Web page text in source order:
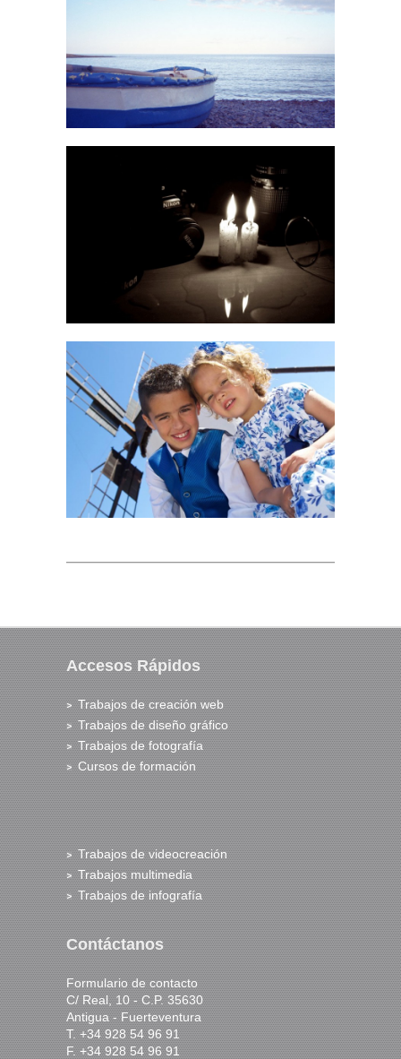
Accesos Rápidos
Trabajos de creación web
Trabajos de diseño gráfico
Trabajos de fotografía
Cursos de formación
Trabajos de videocreación
Trabajos multimedia
Trabajos de infografía
Contáctanos
Formulario de contacto
C/ Real, 10 - C.P. 35630
Antigua - Fuerteventura
T. +34 928 54 96 91
F. +34 928 54 96 91